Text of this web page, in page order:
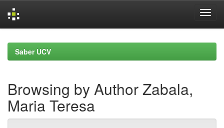
navigationSaber UCV
Browsing by Author Zabala,
Maria Teresa